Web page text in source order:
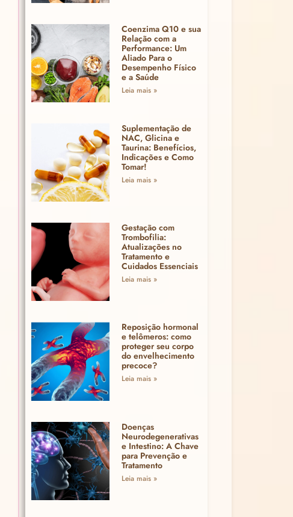
Coenzima Q10 e sua
Relação com a
Performance: Um
Aliado Para o
Desempenho Físico
e a Saúde
Leia mais »
Suplementação de
NAC, Glicina e
Taurina: Benefícios,
Indicações e Como
Tomar!
Leia mais »
Gestação com
Trombofilia:
Atualizações no
Tratamento e
Cuidados Essenciais
Leia mais »
Reposição hormonal
e telômeros: como
proteger seu corpo
do envelhecimento
precoce?
Leia mais »
Doenças
Neurodegenerativas
e Intestino: A Chave
para Prevenção e
Tratamento
Leia mais »